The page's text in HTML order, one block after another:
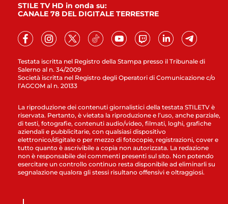
Testata iscritta nel Registro della Stampa presso il Tribunale di
Salerno al n. 34/2009
Società iscritta nel Registro degli Operatori di Comunicazione c/o
l’AGCOM al n. 20133
STILE TV HD in onda su:
CANALE 78 DEL DIGITALE TERRESTRE
La riproduzione dei contenuti giornalistici della testata STILETV è
riservata. Pertanto, è vietata la riproduzione e l’uso, anche parziale,
di testi, fotografie, contenuti audio/video, filmati, loghi, grafiche
aziendali e pubblicitarie, con qualsiasi dispositivo
elettronico/digitale o per mezzo di fotocopie, registrazioni, cover e
tutto quanto è ascrivibile a copia non autorizzata. La redazione
non è responsabile dei commenti presenti sul sito. Non potendo
esercitare un controllo continuo resta disponibile ad eliminarli su
segnalazione qualora gli stessi risultano offensivi e oltraggiosi.